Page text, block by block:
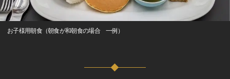
お子様用朝食（朝食が和朝食の場合 一例）